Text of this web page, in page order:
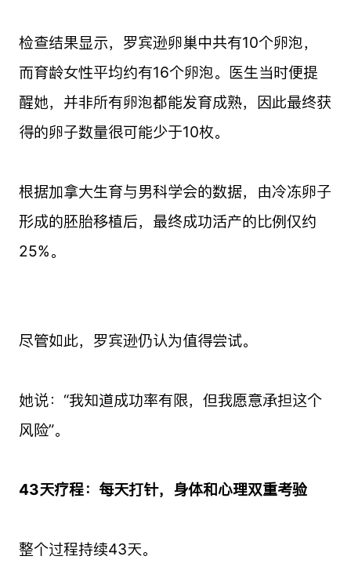
检查结果显示，罗宾逊卵巢中共有10个卵泡，
而育龄女性平均约有16个卵泡。医生当时便提
醒她，并非所有卵泡都能发育成熟，因此最终获
得的卵子数量很可能少于10枚。
根据加拿大生育与男科学会的数据，由冷冻卵子
形成的胚胎移植后，最终成功活产的比例仅约
25%。
尽管如此，罗宾逊仍认为值得尝试。
她说：“我知道成功率有限，但我愿意承担这个
风险”。
43天疗程：每天打针，身体和心理双重考验
整个过程持续43天。